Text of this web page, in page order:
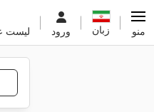
لیست ورود زبان منو